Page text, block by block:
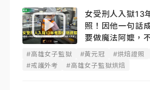
女受刑人入獄13
照！因他一句話
要做魔法阿嬤，
望」
#高雄女子監獄 #黃元冠 #烘焙證照
#戒護外考
#高雄女子監獄烘焙